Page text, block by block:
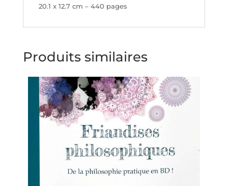
20.1 x 12.7 cm – 440 pages
Produits similaires